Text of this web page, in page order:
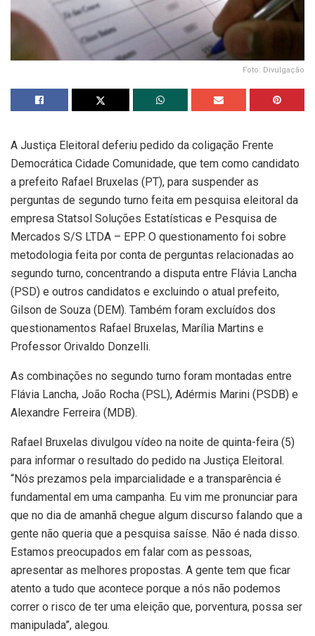
Foto: Divulgação
A Justiça Eleitoral deferiu pedido da coligação Frente
Democrática Cidade Comunidade, que tem como candidato
a prefeito Rafael Bruxelas (PT), para suspender as
perguntas de segundo turno feita em pesquisa eleitoral da
empresa Statsol Soluções Estatísticas e Pesquisa de
Mercados S/S LTDA – EPP. O questionamento foi sobre
metodologia feita por conta de perguntas relacionadas ao
segundo turno, concentrando a disputa entre Flávia Lancha
(PSD) e outros candidatos e excluindo o atual prefeito,
Gilson de Souza (DEM). Também foram excluídos dos
questionamentos Rafael Bruxelas, Marília Martins e
Professor Orivaldo Donzelli.
As combinações no segundo turno foram montadas entre
Flávia Lancha, João Rocha (PSL), Adérmis Marini (PSDB) e
Alexandre Ferreira (MDB).
Rafael Bruxelas divulgou vídeo na noite de quinta-feira (5)
para informar o resultado do pedido na Justiça Eleitoral.
“Nós prezamos pela imparcialidade e a transparência é
fundamental em uma campanha. Eu vim me pronunciar para
que no dia de amanhã chegue algum discurso falando que a
gente não queria que a pesquisa saísse. Não é nada disso.
Estamos preocupados em falar com as pessoas,
apresentar as melhores propostas. A gente tem que ficar
atento a tudo que acontece porque a nós não podemos
correr o risco de ter uma eleição que, porventura, possa ser
manipulada”, alegou.